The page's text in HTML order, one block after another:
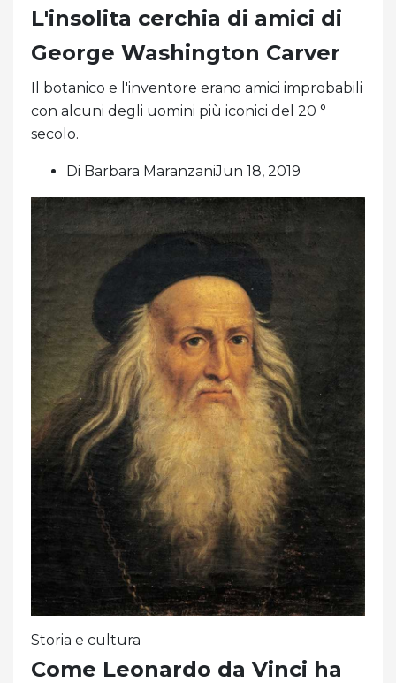
L'insolita cerchia di amici di
George Washington Carver
Il botanico e l'inventore erano amici improbabili
con alcuni degli uomini più iconici del 20 °
secolo.
Di Barbara MaranzaniJun 18, 2019
Storia e cultura
Come Leonardo da Vinci ha